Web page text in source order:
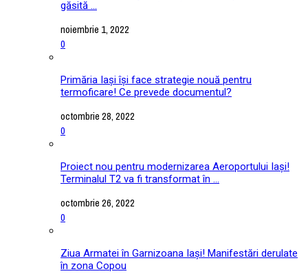
găsită ...
noiembrie 1, 2022
0
Primăria Iași își face strategie nouă pentru
termoficare! Ce prevede documentul?
octombrie 28, 2022
0
Proiect nou pentru modernizarea Aeroportului Iași!
Terminalul T2 va fi transformat în ...
octombrie 26, 2022
0
Ziua Armatei în Garnizoana Iași! Manifestări derulate
în zona Copou